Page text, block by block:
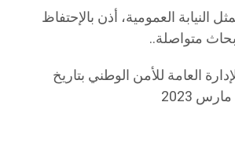
النيابة العمومية، أذن بالإحتفاظ
متواصلة..
العامة للأمن الوطني بتاريخ